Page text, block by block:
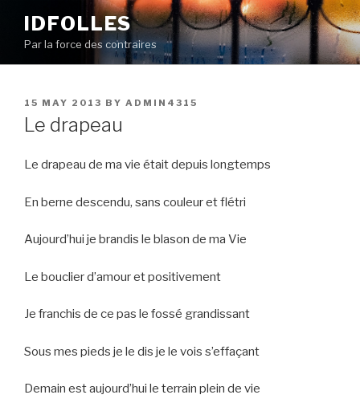
content
IDFOLLES
Par la force des contraires
POSTED
ON
15 MAY 2013 BY ADMIN4315
Le drapeau
Le drapeau de ma vie était depuis longtemps
En berne descendu, sans couleur et flétri
Aujourd’hui je brandis le blason de ma Vie
Le bouclier d’amour et positivement
Je franchis de ce pas le fossé grandissant
Sous mes pieds je le dis je le vois s’effaçant
Demain est aujourd’hui le terrain plein de vie